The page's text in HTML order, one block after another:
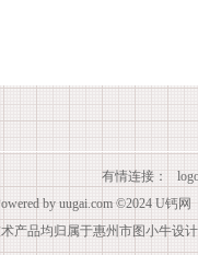
有情连接：
by uugai.com ©2024 U钙网
产品均归属于惠州市图小牛设